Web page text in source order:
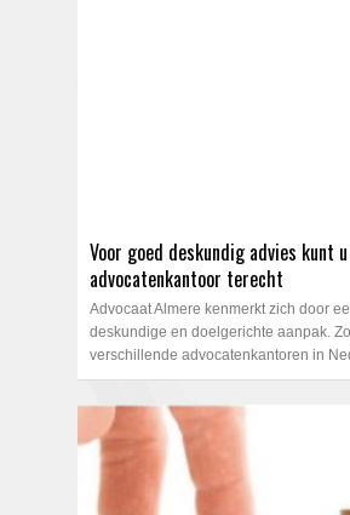
Voor goed deskundig advies kunt
advocatenkantoor terecht
Advocaat Almere kenmerkt zich door
deskundige en doelgerichte aanpak.
verschillende advocatenkantoren in